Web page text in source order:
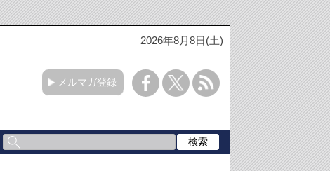
2026年8月8日(土)
メルマガ登録